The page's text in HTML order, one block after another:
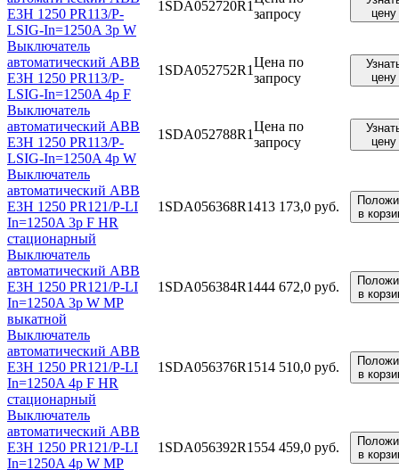
E3H 1250 PR113/P-
LSIG-In=1250A 3p W
1SDA052720R1
запросу
цену
Выключатель
автоматический ABB
E3H 1250 PR113/P-
LSIG-In=1250A 4p F
1SDA052752R1
Цена по
запросу
цену
Выключатель
автоматический ABB
E3H 1250 PR113/P-
LSIG-In=1250A 4p W
1SDA052788R1
Цена по
запросу
цену
Выключатель
автоматический ABB
E3H 1250 PR121/P-LI
In=1250A 3p F HR
стационарный
1SDA056368R1413 173,0 руб.
в
Выключатель
автоматический ABB
E3H 1250 PR121/P-LI
In=1250A 3p W MP
выкатной
1SDA056384R1444 672,0 руб.
в
Выключатель
автоматический ABB
E3H 1250 PR121/P-LI
In=1250A 4p F HR
стационарный
1SDA056376R1 514 510,0 руб.
в
Выключатель
автоматический ABB
E3H 1250 PR121/P-LI
In=1250A 4p W MP
1SDA056392R1 554 459,0 руб.
в